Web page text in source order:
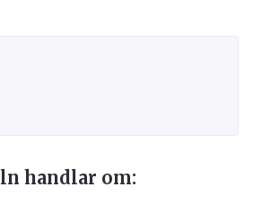
handlar om: